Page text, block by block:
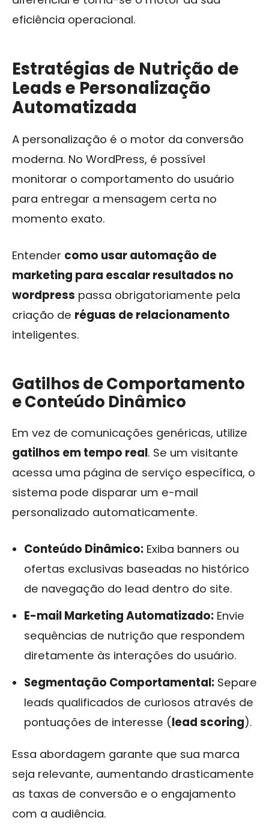
eficiência operacional.
Estratégias de Nutrição de
Leads e Personalização
Automatizada
A personalização é o motor da conversão
moderna. No WordPress, é possível
monitorar o comportamento do usuário
para entregar a mensagem certa no
momento exato.
Entender como usar automação de
marketing para escalar resultados no
wordpress passa obrigatoriamente pela
criação de réguas de relacionamento
inteligentes.
Gatilhos de Comportamento
e Conteúdo Dinâmico
Em vez de comunicações genéricas, utilize
gatilhos em tempo real. Se um visitante
acessa uma página de serviço específica, o
sistema pode disparar um e-mail
personalizado automaticamente.
Conteúdo Dinâmico: Exiba banners ou
ofertas exclusivas baseadas no histórico
de navegação do lead dentro do site.
E-mail Marketing Automatizado: Envie
sequências de nutrição que respondem
diretamente às interações do usuário.
Segmentação Comportamental: Separe
leads qualificados de curiosos através de
pontuações de interesse (lead scoring).
Essa abordagem garante que sua marca
seja relevante, aumentando drasticamente
as taxas de conversão e o engajamento
com a audiência.